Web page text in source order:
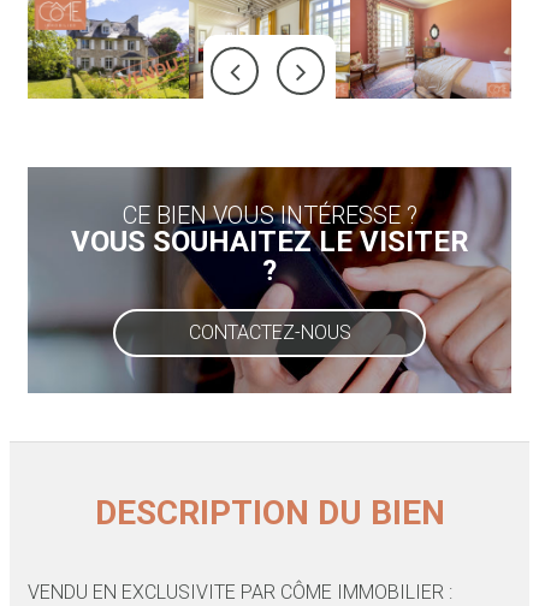
CE BIEN VOUS INTÉRESSE ?
VOUS SOUHAITEZ LE VISITER
?
CONTACTEZ-NOUS
DESCRIPTION DU BIEN
VENDU EN EXCLUSIVITE PAR CÔME IMMOBILIER :